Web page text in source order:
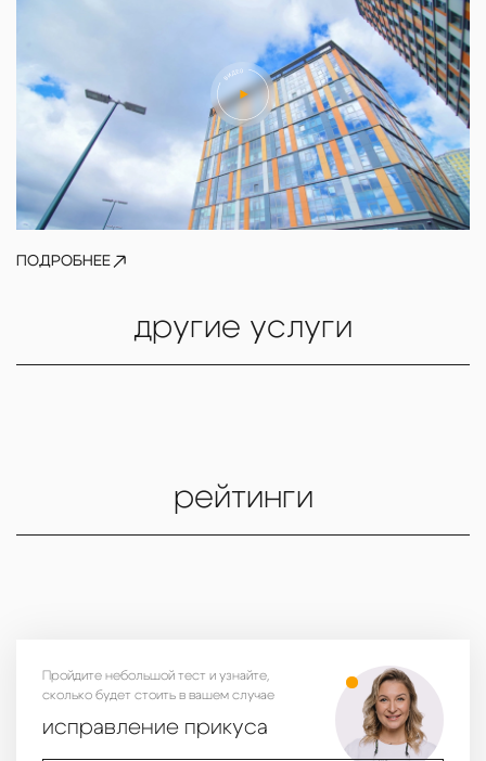
ПОДРОБНЕЕ
другие услуги
рейтинги
Пройдите небольшой тест и узнайте,
сколько будет стоить в вашем случае
исправление прикуса